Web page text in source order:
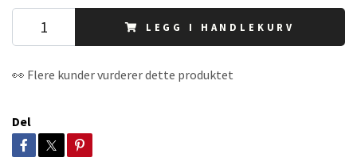
LEGG I HANDLEKURV
👀 Flere kunder vurderer dette produktet
Del